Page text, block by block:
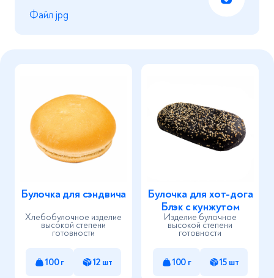
Файл jpg
Булочка для сэндвича
Хлебобулочное изделие
высокой степени
готовности
100 г 12 шт
Булочка для хот-дога
Блэк с кунжутом
Изделие булочное
высокой степени
готовности
100 г 15 шт
Нажимая на кнопку «Отправить», вы даете согласие